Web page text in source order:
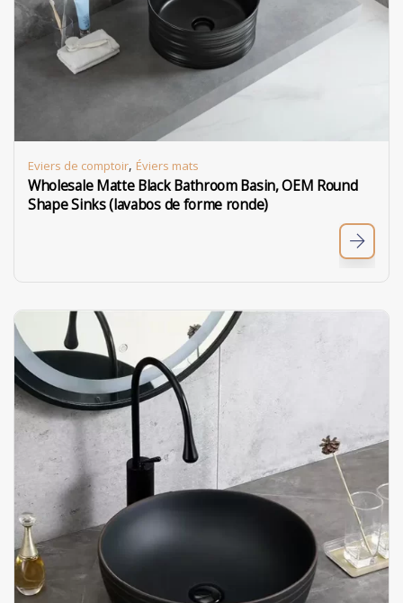
Eviers de comptoir, Éviers mats
Wholesale Matte Black Bathroom Basin, OEM Round
Shape Sinks (lavabos de forme ronde)